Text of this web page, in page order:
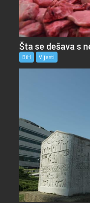
Šta se dešava s
BiH Vijesti